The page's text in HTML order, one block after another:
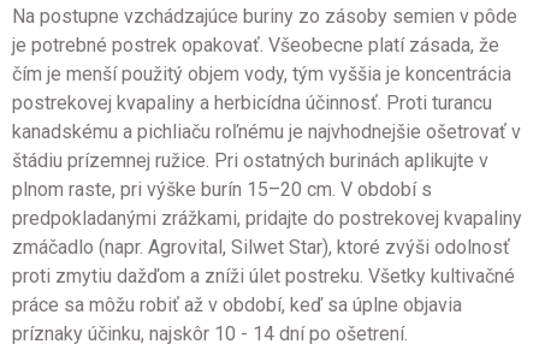
Na postupne vzchádzajúce buriny zo zásoby semien v pôde
je potrebné postrek opakovať. Všeobecne platí zásada, že
čím je menší použitý objem vody, tým vyššia je koncentrácia
postrekovej kvapaliny a herbicídna účinnosť. Proti turancu
kanadskému a pichliaču roľnému je najvhodnejšie ošetrovať v
štádiu prízemnej ružice. Pri ostatných burinách aplikujte v
plnom raste, pri výške burín 15–20 cm. V období s
predpokladanými zrážkami, pridajte do postrekovej kvapaliny
zmáčadlo (napr. Agrovital, Silwet Star), ktoré zvýši odolnosť
proti zmytiu dažďom a zníži úlet postreku. Všetky kultivačné
práce sa môžu robiť až v období, keď sa úplne objavia
príznaky účinku, najskôr 10 - 14 dní po ošetrení.